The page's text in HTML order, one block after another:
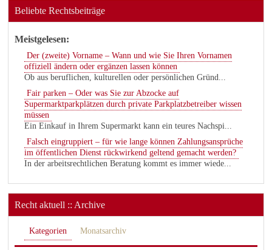
Beliebte Rechtsbeiträge
Meistgelesen:
Der (zweite) Vorname – Wann und wie Sie Ihren Vornamen
offiziell ändern oder ergänzen lassen können
Ob aus beruflichen, kulturellen oder persönlichen Gründ...
Fair parken – Oder was Sie zur Abzocke auf
Supermarktparkplätzen durch private Parkplatzbetreiber wissen
müssen
Ein Einkauf in Ihrem Supermarkt kann ein teures Nachspi...
Falsch eingruppiert – für wie lange können Zahlungsansprüche
im öffentlichen Dienst rückwirkend geltend gemacht werden?
In der arbeitsrechtlichen Beratung kommt es immer wiede...
Recht aktuell :: Archive
Kategorien Monatsarchiv